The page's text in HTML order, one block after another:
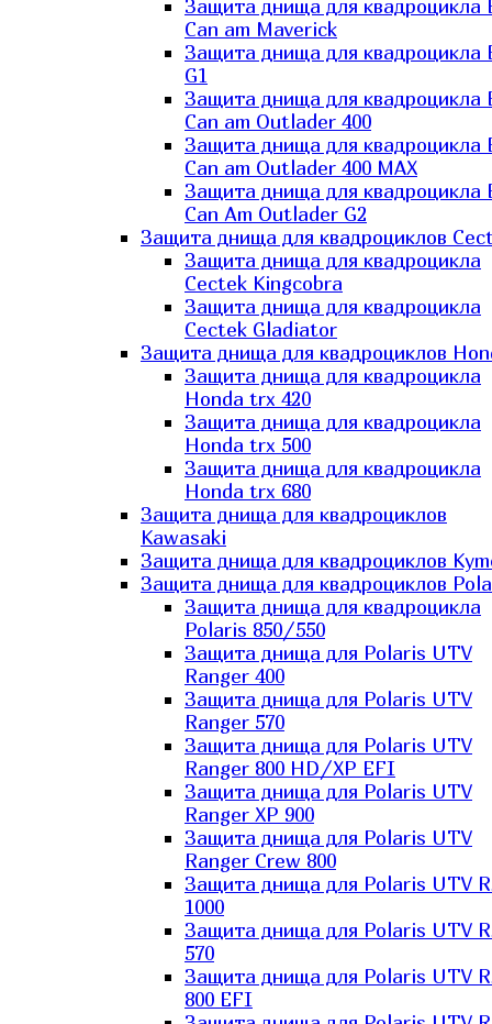
Защита днища для квадроцикла
Can am Maverick
Защита днища для квадроцикла
G1
Защита днища для квадроцикла
Can am Outlader 400
Защита днища для квадроцикла
Can am Outlader 400 MAX
Защита днища для квадроцикла
Can Аm Outlader G2
Защита днища для квадроциклов
Защита днища для квадроцикла
Cectek Kingcobra
Защита днища для квадроцикла
Cectek Gladiator
Защита днища для квадроциклов
Защита днища для квадроцикла
Honda trx 420
Защита днища для квадроцикла
Honda trx 500
Защита днища для квадроцикла
Honda trx 680
Защита днища для квадроциклов
Kawasaki
Защита днища для квадроциклов
Защита днища для квадроциклов
Защита днища для квадроцикла
Polaris 850/550
Защита днища для Polaris UTV
Ranger 400
Защита днища для Polaris UTV
Ranger 570
Защита днища для Polaris UTV
Ranger 800 HD/XP EFI
Защита днища для Polaris UTV
Ranger XP 900
Защита днища для Polaris UTV
Ranger Сrew 800
Защита днища для Polaris UTV
1000
Защита днища для Polaris UTV
570
Защита днища для Polaris UTV
800 EFI